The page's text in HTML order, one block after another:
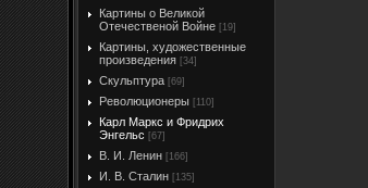
Картины о Великой
Отечественой Войне [19]
Картины, художественные
произведения [34]
Скульптура [69]
Революционеры [110]
Карл Маркс и Фридрих
Энгельс [67]
В. И. Ленин [166]
И. В. Сталин [135]